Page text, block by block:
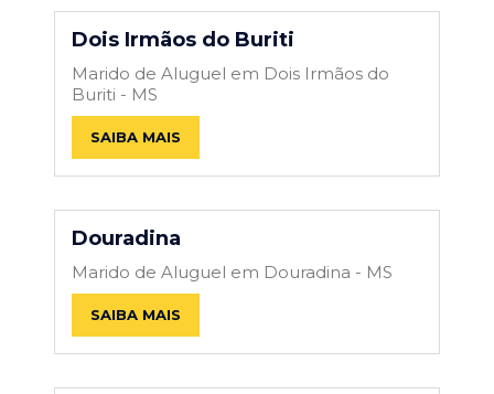
Dois Irmãos do Buriti
Marido de Aluguel em Dois Irmãos do
Buriti - MS
SAIBA MAIS
Douradina
Marido de Aluguel em Douradina - MS
SAIBA MAIS